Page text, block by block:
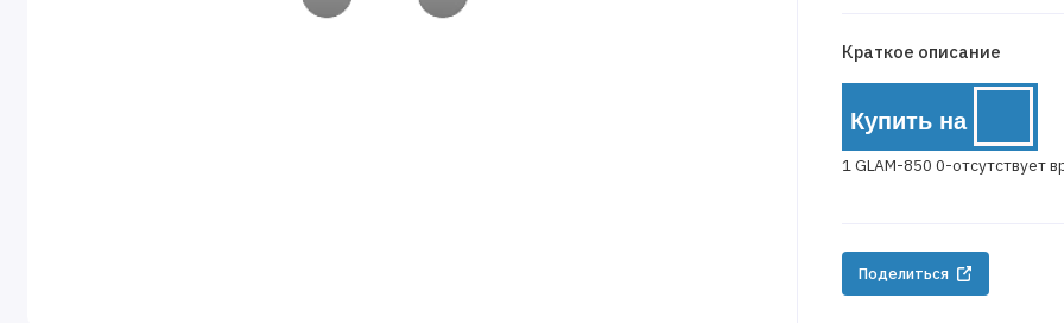
Краткое описание
Купить на
1 GLAM-850 0-отсутствует
Поделиться